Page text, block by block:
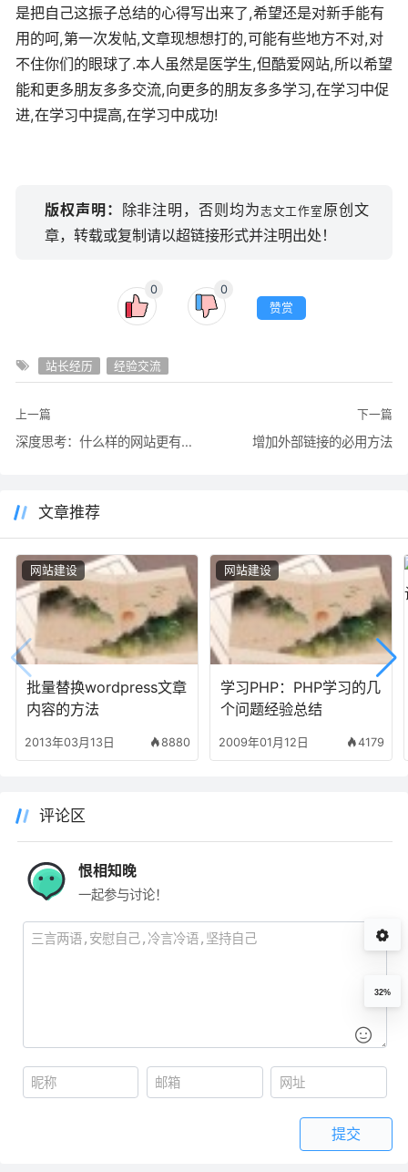
是把自己这振子总结的心得写出来了,希望还是对新手能有
用的呵,第一次发帖,文章现想想打的,可能有些地方不对,对
不住你们的眼球了.本人虽然是医学生,但酷爱网站,所以希望
能和更多朋友多多交流,向更多的朋友多多学习,在学习中促
进,在学习中提高,在学习中成功!
版权声明： 除非注明，否则均为志文工作室 原创文
章，转载或复制请以超链接形式并注明出处！
0
0
赞赏
站长经历 经验交流
上一篇
深度思考：什么样的网站更有前途
下一篇
增加外部链接的必用方法
文章推荐
批量替换wordpress文章
内容的方法
2013年03月13日 8880
网站建设
学习PHP：PHP学习的几
个问题经验总结
2009年01月12日 4179
网站建设
评论区
恨相知晚
一起参与讨论！
提交
32%